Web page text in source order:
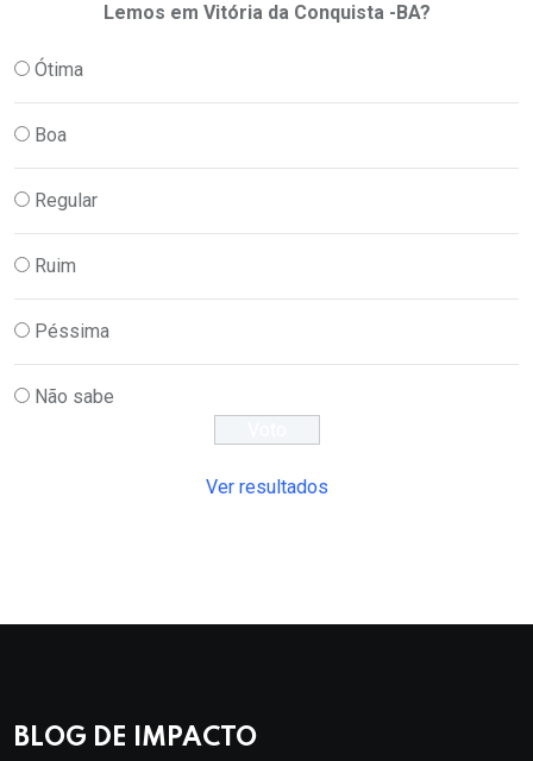
Lemos em Vitória da Conquista -BA?
Ótima
Boa
Regular
Ruim
Péssima
Não sabe
Ver resultados
BLOG DE IMPACTO